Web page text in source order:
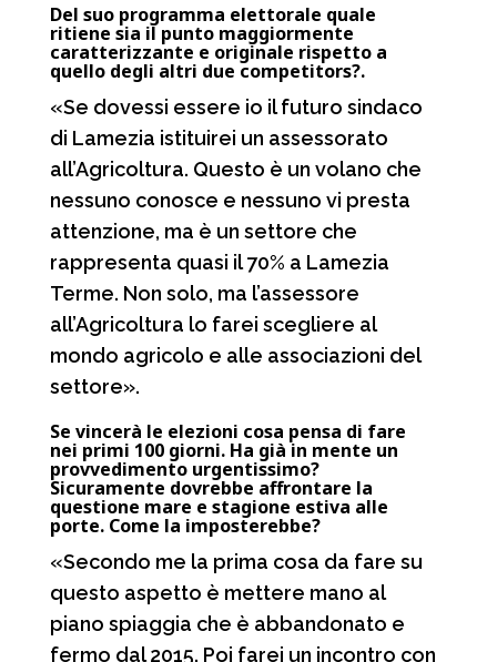
Del suo programma elettorale quale
ritiene sia il punto maggiormente
caratterizzante e originale rispetto a
quello degli altri due competitors?.
«Se dovessi essere io il futuro sindaco
di Lamezia istituirei un assessorato
all’Agricoltura. Questo è un volano che
nessuno conosce e nessuno vi presta
attenzione, ma è un settore che
rappresenta quasi il 70% a Lamezia
Terme. Non solo, ma l’assessore
all’Agricoltura lo farei scegliere al
mondo agricolo e alle associazioni del
settore».
Se vincerà le elezioni cosa pensa di fare
nei primi 100 giorni. Ha già in mente un
provvedimento urgentissimo?
Sicuramente dovrebbe affrontare la
questione mare e stagione estiva alle
porte. Come la imposterebbe?
«Secondo me la prima cosa da fare su
questo aspetto è mettere mano al
piano spiaggia che è abbandonato e
fermo dal 2015. Poi farei un incontro con